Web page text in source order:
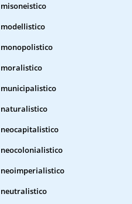
misoneistico
modellistico
monopolistico
moralistico
municipalistico
naturalistico
neocapitalistico
neocolonialistico
neoimperialistico
neutralistico